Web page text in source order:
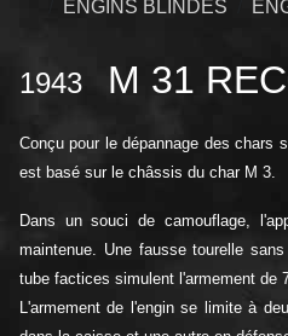
ENGINS BLINDES
1943 M 31
Conçu pour le dépannage des chars
est basé sur le châssis du char M 3.
Dans un souci de camouflage,
maintenue. Une fausse tourelle
tube factices simulent l'armement de
L'armement de l'engin se limite à